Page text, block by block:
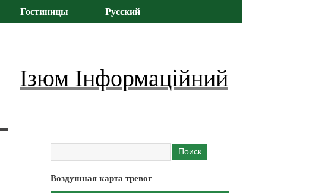
Гостиницы Русский
Ізюм Інформаційний
Воздушная карта тревог